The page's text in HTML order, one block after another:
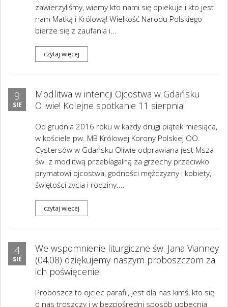
zawierzyliśmy, wiemy kto nami się opiekuje i kto jest
nam Matką i Królową! Wielkość Narodu Polskiego
bierze się z zaufania i...
czytaj więcej
9
SIE
Modlitwa w intencji Ojcostwa w Gdańsku
Oliwie! Kolejne spotkanie 11 sierpnia!
Od grudnia 2016 roku w każdy drugi piątek miesiąca,
w kościele pw. MB Królowej Korony Polskiej OO.
Cystersów w Gdańsku Oliwie odprawiana jest Msza
św. z modlitwą przebłagalną za grzechy przeciwko
prymatowi ojcostwa, godności mężczyzny i kobiety,
świętości życia i rodziny....
czytaj więcej
4
SIE
We wspomnienie liturgiczne św. Jana Vianney
(04.08) dziękujemy naszym proboszczom za
ich poświęcenie!
Proboszcz to ojciec parafii, jest dla nas kimś, kto się
o nas troszczy i w bezpośredni sposób uobecnia